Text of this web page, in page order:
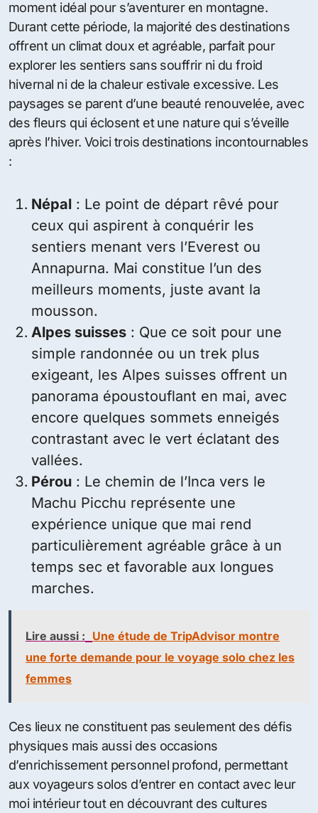
moment idéal pour s’aventurer en montagne.
Durant cette période, la majorité des destinations
offrent un climat doux et agréable, parfait pour
explorer les sentiers sans souffrir ni du froid
hivernal ni de la chaleur estivale excessive. Les
paysages se parent d’une beauté renouvelée, avec
des fleurs qui éclosent et une nature qui s’éveille
après l’hiver. Voici trois destinations incontournables
:
Népal : Le point de départ rêvé pour
ceux qui aspirent à conquérir les
sentiers menant vers l’Everest ou
Annapurna. Mai constitue l’un des
meilleurs moments, juste avant la
mousson.
Alpes suisses : Que ce soit pour une
simple randonnée ou un trek plus
exigeant, les Alpes suisses offrent un
panorama époustouflant en mai, avec
encore quelques sommets enneigés
contrastant avec le vert éclatant des
vallées.
Pérou : Le chemin de l’Inca vers le
Machu Picchu représente une
expérience unique que mai rend
particulièrement agréable grâce à un
temps sec et favorable aux longues
marches.
Lire aussi : Une étude de TripAdvisor montre
une forte demande pour le voyage solo chez les
femmes
Ces lieux ne constituent pas seulement des défis
physiques mais aussi des occasions
d’enrichissement personnel profond, permettant
aux voyageurs solos d’entrer en contact avec leur
moi intérieur tout en découvrant des cultures